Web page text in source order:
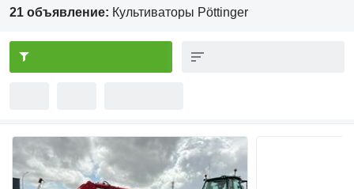
21 объявление: Культиваторы Pöttinger